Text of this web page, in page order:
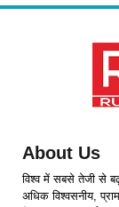
About Us
विश्व में सबसे तेजी से
अधिक विश्वसनीय,